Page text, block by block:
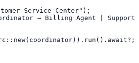
Service Center");
→ Billing Agent | Support